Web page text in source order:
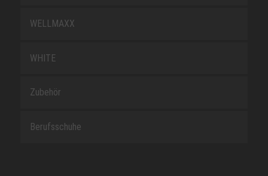
WELLMAXX
WHITE
Zubehör
Berufsschuhe